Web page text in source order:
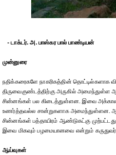
- டாக்டர். அ. பாஸ்கர பால் பாண்டியன்
முன்னுரை
நதிக்கரைகளே நாகரிகத்தின் தொட்டில்களாக
திருவைகுண்டத்திற்கு அருகில் அமைந்துள்ள
சின்னங்கள் பல கிடைத்துள்ளன. இவை
உணர்த்தவல்ல சான்றுகளாக அமைந்துள்ளன.
சின்னங்கள் பத்தாயிரம் ஆண்டுகட்கு
இவை மிகவும் பழமையானவை என்றும்
ஆய்வுகள்